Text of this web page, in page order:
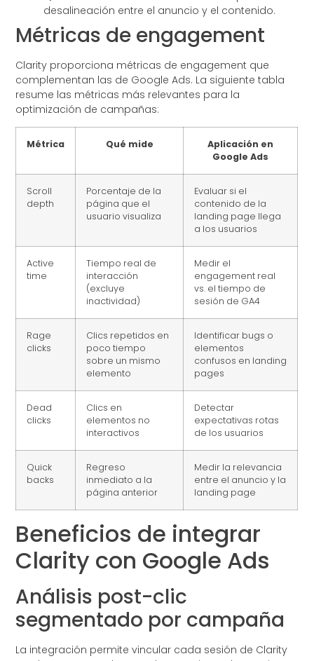
desalineación entre el anuncio y el contenido.
Métricas de engagement
Clarity proporciona métricas de engagement que
complementan las de Google Ads. La siguiente tabla
resume las métricas más relevantes para la
optimización de campañas:
Métrica Qué mide
Aplicación en
Google Ads
Scroll
depth
Porcentaje de la
página que el
usuario visualiza
Evaluar si el
contenido de la
landing page llega
a los usuarios
Active
time
Tiempo real de
interacción
(excluye
inactividad)
Medir el
engagement real
vs. el tiempo de
sesión de GA4
Rage
clicks
Clics repetidos en
poco tiempo
sobre un mismo
elemento
Identificar bugs o
elementos
confusos en landing
pages
Dead
clicks
Clics en
elementos no
interactivos
Detectar
expectativas rotas
de los usuarios
Quick
backs
Regreso
inmediato a la
página anterior
Medir la relevancia
entre el anuncio y la
landing page
Beneficios de integrar
Clarity con Google Ads
Análisis post-clic
segmentado por campaña
La integración permite vincular cada sesión de Clarity